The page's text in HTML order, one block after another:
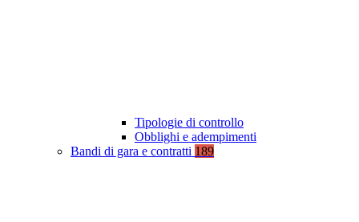
Tipologie di controllo
Obblighi e adempimenti
Bandi di gara e contratti 189